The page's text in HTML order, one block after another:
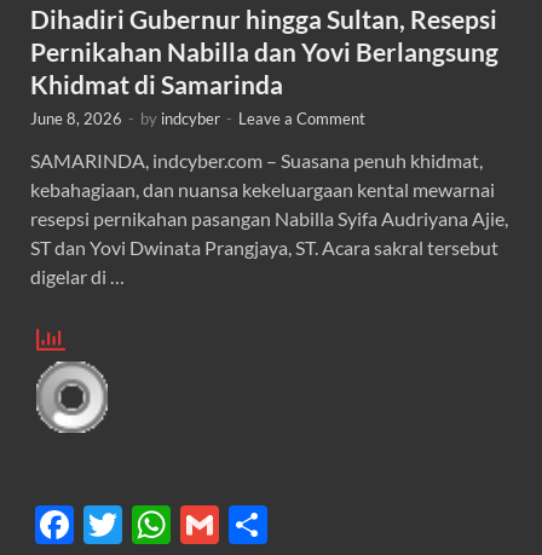
Dihadiri Gubernur hingga Sultan, Resepsi
Pernikahan Nabilla dan Yovi Berlangsung
Khidmat di Samarinda
June 8, 2026 - by indcyber - Leave a Comment
SAMARINDA, indcyber.com – Suasana penuh khidmat,
kebahagiaan, dan nuansa kekeluargaan kental mewarnai
resepsi pernikahan pasangan Nabilla Syifa Audriyana Ajie,
ST dan Yovi Dwinata Prangjaya, ST. Acara sakral tersebut
digelar di …
F
T
W G